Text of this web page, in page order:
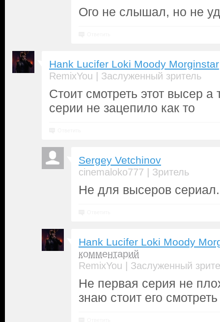
Ого не слышал, но не
Hank Lucifer Loki Moody Morginstar
RemixYou | Заслуженный зритель
Стоит смотреть этот высер а
серии не зацепило как то
Sergey Vetchinov
cinemaloko777 | Зритель
Не для высеров
Hank Lucifer Loki Moody
комментарий
RemixYou | Заслуженный
Не первая серия не
знаю стоит его